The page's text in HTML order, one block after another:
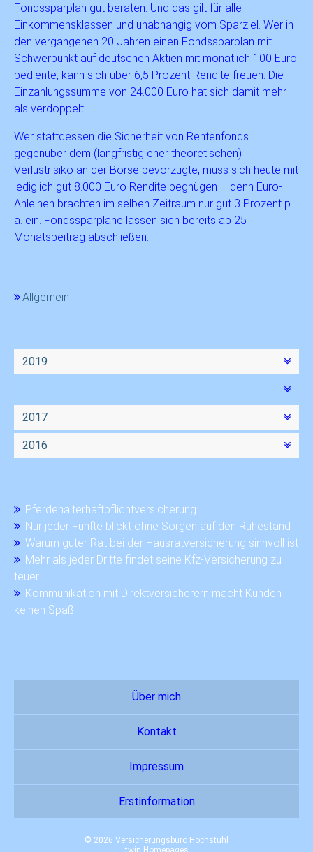
Fondssparplan gut beraten. Und das gilt für alle
Einkommensklassen und unabhängig vom Sparziel. Wer in
den vergangenen 20 Jahren einen Fondssparplan mit
Schwerpunkt auf deutschen Aktien mit monatlich 100 Euro
bediente, kann sich über 6,5 Prozent Rendite freuen. Die
Einzahlungssumme von 24.000 Euro hat sich damit mehr
als verdoppelt.
Wer stattdessen die Sicherheit von Rentenfonds
gegenüber dem (langfristig eher theoretischen)
Verlustrisiko an der Börse bevorzugte, muss sich heute mit
lediglich gut 8.000 Euro Rendite begnügen – denn Euro-
Anleihen brachten im selben Zeitraum nur gut 3 Prozent p.
a. ein. Fondssparpläne lassen sich bereits ab 25
Monatsbeitrag abschließen.
Allgemein
2019
2017
2016
Pferdehalterhaftpflichtversicherung
Nur jeder Fünfte blickt ohne Sorgen auf den Ruhestand
Warum guter Rat bei der Hausratversicherung sinnvoll ist
Mehr als jeder Dritte findet seine Kfz-Versicherung zu
teuer
Kommunikation mit Direktversicherern macht Kunden
keinen Spaß
Über mich
Kontakt
Impressum
Erstinformation
© 2026 Versicherungsbüro Hochstuhl
twin Homepages